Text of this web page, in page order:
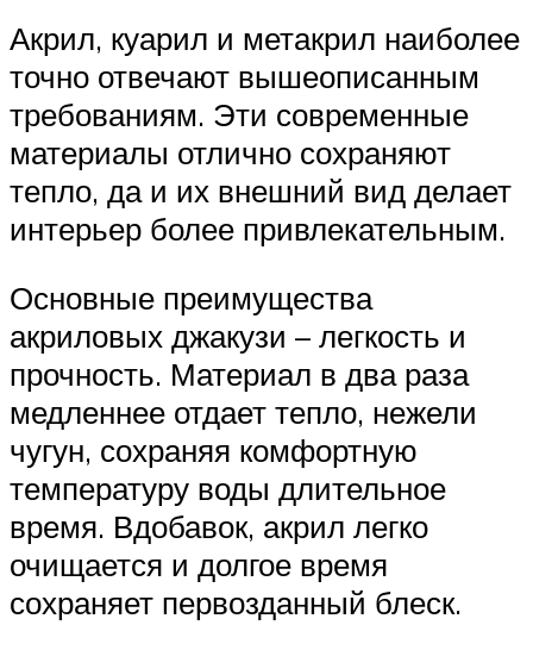
Акрил, куарил и метакрил наиболее
точно отвечают вышеописанным
требованиям. Эти современные
материалы отлично сохраняют
тепло, да и их внешний вид делает
интерьер более привлекательным.
Основные преимущества
акриловых джакузи – легкость и
прочность. Материал в два раза
медленнее отдает тепло, нежели
чугун, сохраняя комфортную
температуру воды длительное
время. Вдобавок, акрил легко
очищается и долгое время
сохраняет первозданный блеск.